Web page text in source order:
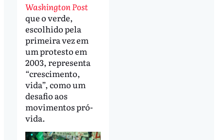
Washington Post
que o verde,
escolhido pela
primeira vez em
um protesto em
2003, representa
“crescimento,
vida”, como um
desafio aos
movimentos pró-
vida.